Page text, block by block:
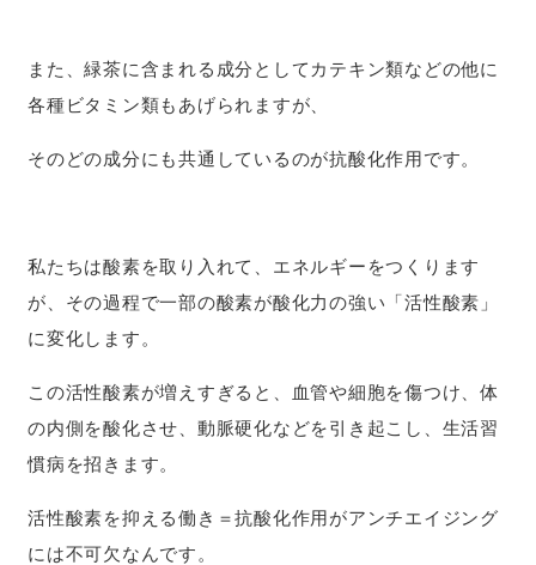
また、緑茶に含まれる成分としてカテキン類などの他に
各種ビタミン類もあげられますが、
そのどの成分にも共通しているのが抗酸化作用です。
私たちは酸素を取り入れて、エネルギーをつくります
が、その過程で一部の酸素が酸化力の強い「活性酸素」
に変化します。
この活性酸素が増えすぎると、血管や細胞を傷つけ、体
の内側を酸化させ、動脈硬化などを引き起こし、生活習
慣病を招きます。
活性酸素を抑える働き＝抗酸化作用がアンチエイジング
には不可欠なんです。